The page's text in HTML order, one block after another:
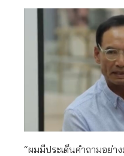
“ผมมีประเด็นคำถามอย่า